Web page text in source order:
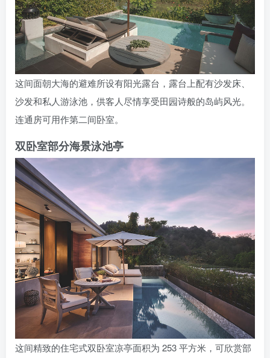
这间面朝大海的避难所设有阳光露台，露台上配有沙发床、
沙发和私人游泳池，供客人尽情享受田园诗般的岛屿风光。
连通房可用作第二间卧室。
双卧室部分海景泳池亭
这间精致的住宅式双卧室凉亭面积为 253 平方米，可欣赏部